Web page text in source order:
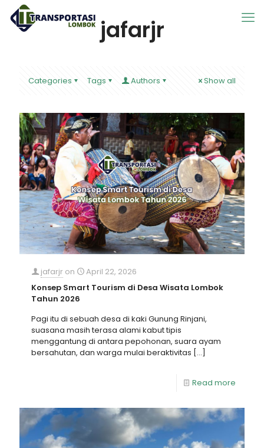
jafarjr
Categories Tags Authors Show all
jafarjr on
April 22, 2026
Konsep Smart Tourism di Desa Wisata Lombok
Tahun 2026
Pagi itu di sebuah desa di kaki Gunung Rinjani,
suasana masih terasa alami kabut tipis
menggantung di antara pepohonan, suara ayam
bersahutan, dan warga mulai beraktivitas […]
Read more